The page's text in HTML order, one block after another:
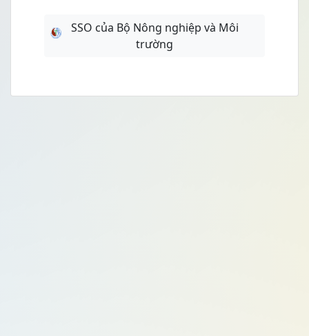
SSO của Bộ Nông nghiệp và Môi
trường